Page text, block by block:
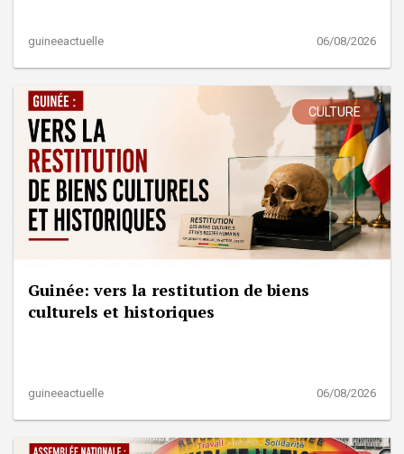
guineeactuelle 06/08/2026
CULTURE
Guinée: vers la restitution de biens
culturels et historiques
guineeactuelle 06/08/2026